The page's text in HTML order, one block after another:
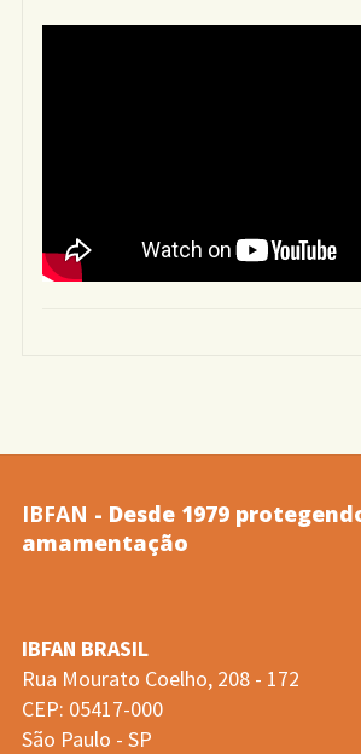
IBFAN - Desde 1979
amamentação
IBFAN BRASIL
Rua Mourato Coelho, 208 - 172
CEP: 05417-000
São Paulo - SP